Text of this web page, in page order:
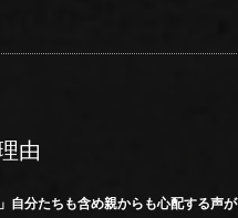
由
自分たちも含め親からも心配する声が